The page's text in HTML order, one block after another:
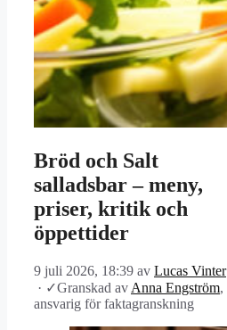
Bröd och Salt
salladsbar – meny,
priser, kritik och
öppettider
9 juli 2026, 18:39 av Lucas Vinter
· ✓Granskad av Anna Engström,
ansvarig för faktagranskning